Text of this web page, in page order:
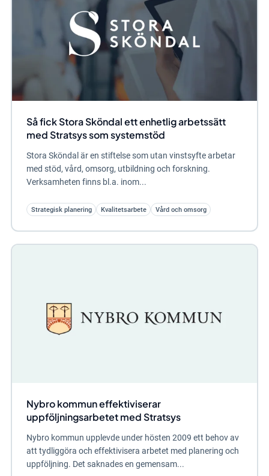
Så fick Stora Sköndal ett enhetlig arbetssätt
med Stratsys som systemstöd
Stora Sköndal är en stiftelse som utan vinstsyfte arbetar
med stöd, vård, omsorg, utbildning och forskning.
Verksamheten finns bl.a. inom...
Strategisk planering Kvalitetsarbete Vård och omsorg
Nybro kommun effektiviserar
uppföljningsarbetet med Stratsys
Nybro kommun upplevde under hösten 2009 ett behov av
att tydliggöra och effektivisera arbetet med planering och
uppföljning. Det saknades en gemensam...